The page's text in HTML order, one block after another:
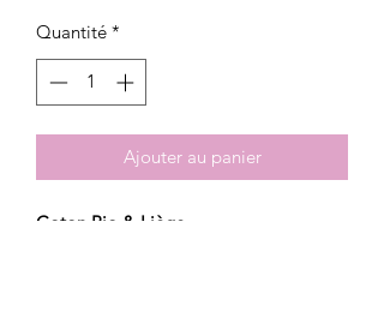
Quantité *
Ajouter au panier
Coton Bio & Liège